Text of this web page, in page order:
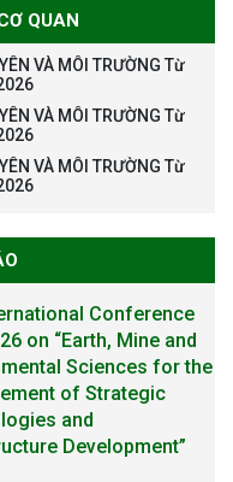
QUAN
VÀ MÔI TRƯỜNG Từ
VÀ MÔI TRƯỜNG Từ
VÀ MÔI TRƯỜNG Từ
Conference
on “Earth, Mine and
Sciences for the
of Strategic
and
Development”